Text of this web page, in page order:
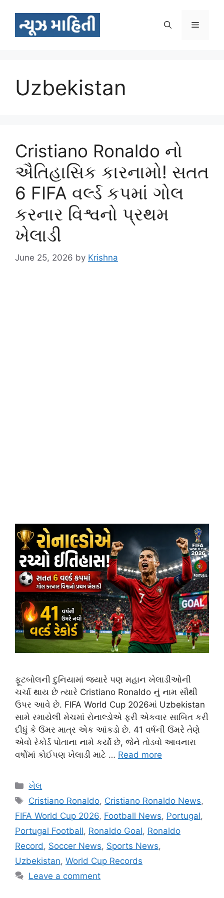
content
Menu
Uzbekistan
Cristiano Ronaldo નો
ઐતિહાસિક કારનામો! સતત
6 FIFA વર્લ્ડ કપમાં ગોલ
કરનાર વિશ્વનો પ્રથમ
ખેલાડી
June 25, 2026 by Krishna
ફૂટબોલની દુનિયામાં જ્યારે પણ મહાન ખેલાડીઓની
ચર્ચા થાય છે ત્યારે Cristiano Ronaldo નું નામ સૌથી
ઉપર આવે છે. FIFA World Cup 2026માં Uzbekistan
સામે રમાયેલી મેચમાં રોનાલ્ડોએ ફરી એકવાર સાબિત કરી
દીધું કે ઉંમર માત્ર એક આંકડો છે. 41 વર્ષની ઉંમરે તેણે
એવો રેકોર્ડ પોતાના નામે કર્યો છે, જેને તોડવો આવનારા
વર્ષોમાં કોઈપણ ખેલાડી માટે … Read more
Categories
ખેલ
Tags
Cristiano Ronaldo, Cristiano Ronaldo News,
FIFA World Cup 2026, Football News, Portugal,
Portugal Football, Ronaldo Goal, Ronaldo
Record, Soccer News, Sports News,
Uzbekistan, World Cup Records
Leave a comment